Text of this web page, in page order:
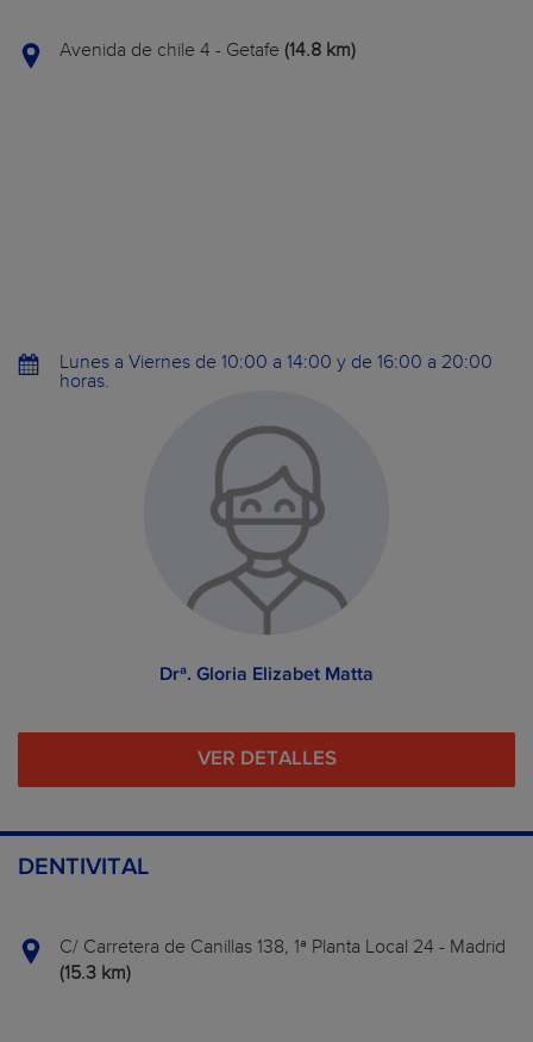
Avenida de chile 4 - Getafe (14.8 km)
Lunes a Viernes de 10:00 a 14:00 y de 16:00 a 20:00
horas.
Drª. Gloria Elizabet Matta
VER DETALLES
DENTIVITAL
C/ Carretera de Canillas 138, 1ª Planta Local 24 - Madrid
(15.3 km)